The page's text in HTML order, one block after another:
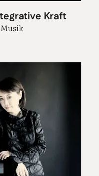
um Showeffekte
Rachmaninow
Zum
wie sich die
verstehen kann
in Zukunft weniger
„Es gibt wunderbare
von Sofia Gubaidulina
bereits häufig in
habe.“
eine ganze
von Komponisten wie
Kraft